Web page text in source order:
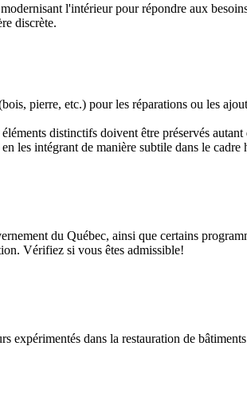
l'intérieur pour répondre aux
discrète.
pierre, etc.) pour les réparations ou les
distinctifs doivent être préservés autant
les intégrant de manière subtile dans le cadre
du Québec, ainsi que certains
Vérifiez si vous êtes admissible!
expérimentés dans la restauration de